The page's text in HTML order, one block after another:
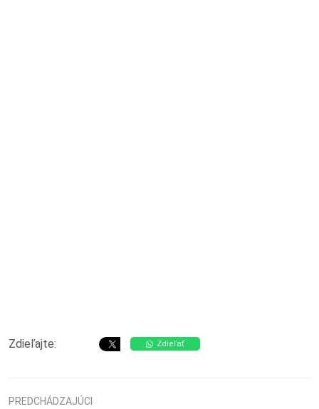
Zdieľajte: Zdieľať
PREDCHÁDZAJÚCI